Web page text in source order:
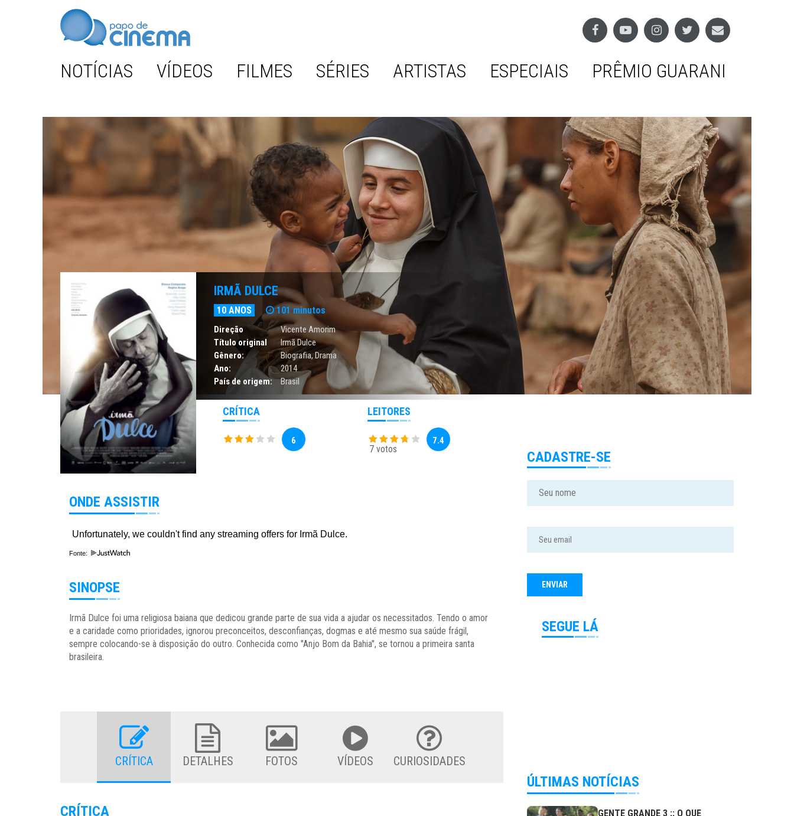
NOTÍCIAS VÍDEOS FILMES SÉRIES ARTISTAS ESPECIAIS PRÊMIO GUARANI
IRMÃ DULCE
10 ANOS 101 minutos
Direção
Vicente Amorim
Título original
Irmã Dulce
Gênero:
Biografia,Drama
Ano:
2014
País de origem:
Brasil
CRÍTICA
6
LEITORES
7 votos
7.4
ONDE ASSISTIR
Fonte:
SINOPSE
Irmã Dulce foi uma religiosa baiana que dedicou grande parte de sua vida a ajudar os necessitados. Tendo o amor
e a caridade como prioridades, ignorou preconceitos, desconfianças, dogmas e até mesmo sua saúde frágil,
sempre colocando-se à disposição do outro. Conhecida como "Anjo Bom da Bahia", se tornou a primeira santa
brasileira.
CRÍTICA DETALHES FOTOS VÍDEOS CURIOSIDADES
CRÍTICA
CADASTRE-SE
SEGUE LÁ
ÚLTIMAS NOTÍCIAS
GENTE GRANDE 3 :: O QUE